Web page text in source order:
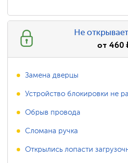
Не
от 460
Замена дверцы
Устройство блокировки не
Обрыв провода
Сломана ручка
Открылись лопасти